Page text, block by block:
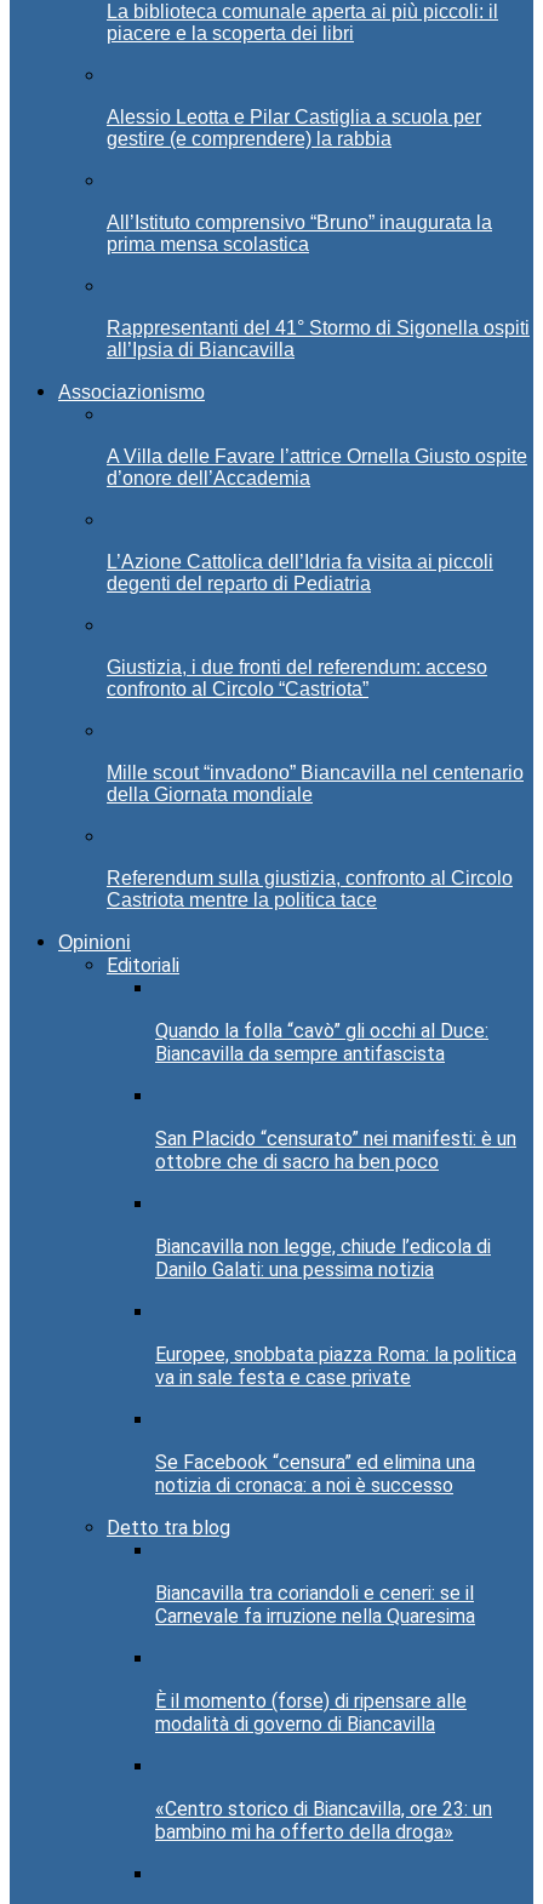
La biblioteca comunale aperta ai più piccoli: il
piacere e la scoperta dei libri
Alessio Leotta e Pilar Castiglia a scuola per
gestire (e comprendere) la rabbia
All’Istituto comprensivo “Bruno” inaugurata la
prima mensa scolastica
Rappresentanti del 41° Stormo di Sigonella ospiti
all’Ipsia di Biancavilla
Associazionismo
A Villa delle Favare l’attrice Ornella Giusto ospite
d’onore dell’Accademia
L’Azione Cattolica dell’Idria fa visita ai piccoli
degenti del reparto di Pediatria
Giustizia, i due fronti del referendum: acceso
confronto al Circolo “Castriota”
Mille scout “invadono” Biancavilla nel centenario
della Giornata mondiale
Referendum sulla giustizia, confronto al Circolo
Castriota mentre la politica tace
Opinioni
Editoriali
Quando la folla “cavò” gli occhi al Duce:
Biancavilla da sempre antifascista
San Placido “censurato” nei manifesti: è un
ottobre che di sacro ha ben poco
Biancavilla non legge, chiude l’edicola di
Danilo Galati: una pessima notizia
Europee, snobbata piazza Roma: la politica
va in sale festa e case private
Se Facebook “censura” ed elimina una
notizia di cronaca: a noi è successo
Detto tra blog
Biancavilla tra coriandoli e ceneri: se il
Carnevale fa irruzione nella Quaresima
È il momento (forse) di ripensare alle
modalità di governo di Biancavilla
«Centro storico di Biancavilla, ore 23: un
bambino mi ha offerto della droga»